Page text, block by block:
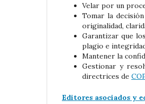
Velar por un
Tomar la
originalidad,
Garantizar que
plagio e
Mantener la
Gestionar y
directrices de
Editores asociados y